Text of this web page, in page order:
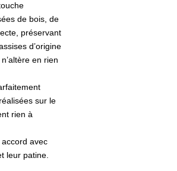
de bois, de
préservant
d’origine
en rien
sur le
rien à
avec
leur patine.